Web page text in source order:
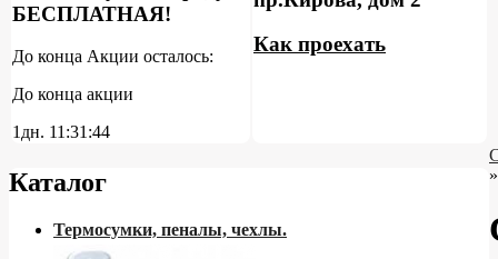
БЕСПЛАТНАЯ!
До конца Акции осталось:
До конца акции
1дн. 11:31:43
Как проехать
Каталог
Термосумки, пеналы, чехлы.
»